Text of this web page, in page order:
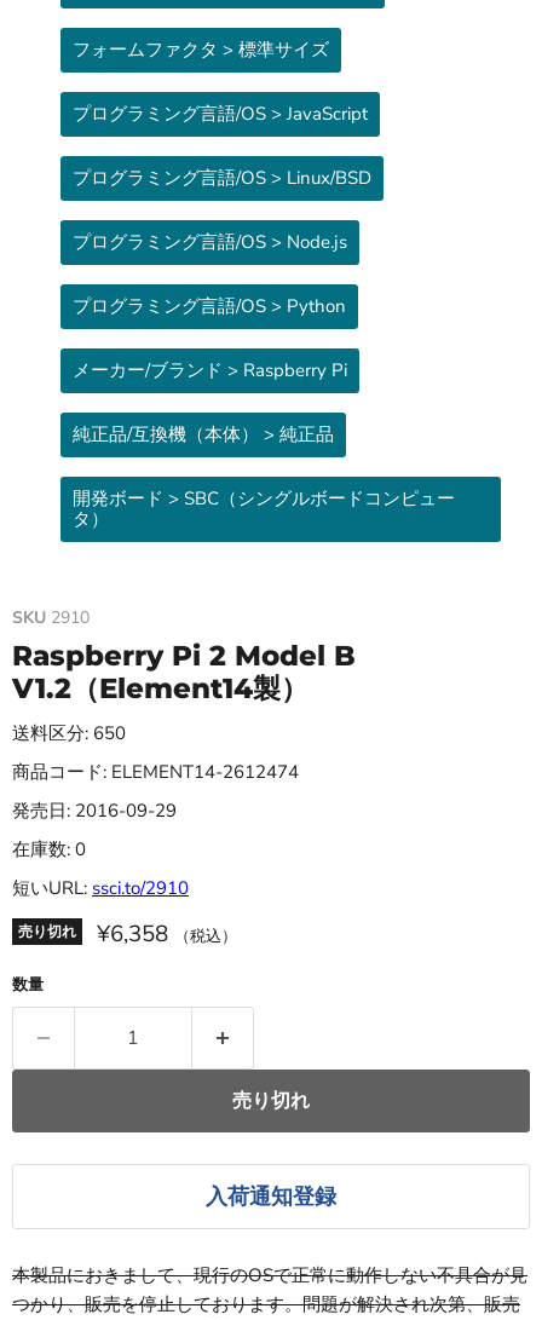
フォームファクタ > 標準サイズ
プログラミング言語/OS > JavaScript
プログラミング言語/OS > Linux/BSD
プログラミング言語/OS > Node.js
プログラミング言語/OS > Python
メーカー/ブランド > Raspberry Pi
純正品/互換機（本体） > 純正品
開発ボード > SBC（シングルボードコンピュー
タ）
SKU 2910
Raspberry Pi 2 Model B
V1.2（Element14製）
送料区分: 650
商品コード: ELEMENT14-2612474
発売日: 2016-09-29
在庫数: 0
短いURL: ssci.to/2910
売り切れ ¥6,358 （税込）
数量
売り切れ
入荷通知登録
本製品におきまして、現行のOSで正常に動作しない不具合が見
つかり、販売を停止しております。問題が解決され次第、販売